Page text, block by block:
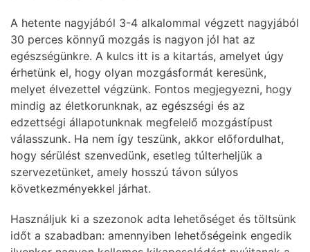
A hetente nagyjából 3-4 alkalommal végzett nagyjából
30 perces könnyű mozgás is nagyon jól hat az
egészségünkre. A kulcs itt is a kitartás, amelyet úgy
érhetünk el, hogy olyan mozgásformát keresünk,
melyet élvezettel végzünk. Fontos megjegyezni, hogy
mindig az életkorunknak, az egészségi és az
edzettségi állapotunknak megfelelő mozgástípust
válasszunk. Ha nem így teszünk, akkor előfordulhat,
hogy sérülést szenvedünk, esetleg túlterheljük a
szervezetünket, amely hosszú távon súlyos
következményekkel járhat.
Használjuk ki a szezonok adta lehetőséget és töltsünk
időt a szabadban: amennyiben lehetőségeink engedik